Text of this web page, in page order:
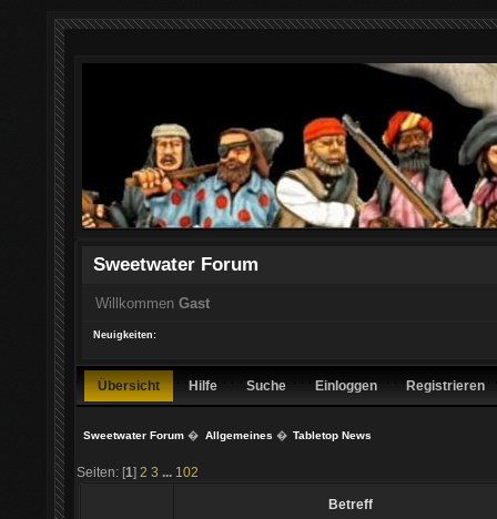
Sweetwater Forum
Willkommen Gast
Neuigkeiten:
Übersicht Hilfe Suche Einloggen Registrieren
Sweetwater Forum � Allgemeines � Tabletop News
Seiten: [1] 2 3 102
Betreff